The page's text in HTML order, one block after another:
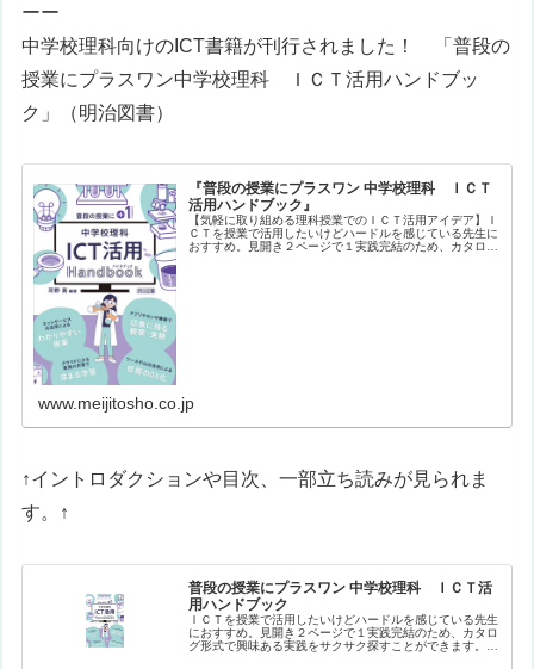
ーー
中学校理科向けのICT書籍が刊行されました！ 「普段の
授業にプラスワン中学校理科 ＩＣＴ活用ハンドブッ
ク 」（明治図書）
『普段の授業にプラスワン 中学校理科 ＩＣＴ
活用ハンドブック』
【気軽に取り組める理科授業でのＩＣＴ活用アイデア】Ｉ
ＣＴを授業で活用したいけどハードルを感じている先生に
おすすめ。見開き２ページで１実践完結のため、カタログ
www.meijitosho.co.jp
↑イントロダクションや目次、一部立ち読みが見られま
す。↑
普段の授業にプラスワン 中学校理科 ＩＣＴ活
用ハンドブック
ＩＣＴを授業で活用したいけどハードルを感じている先生
におすすめ。見開き２ページで１実践完結のため、カタロ
グ形式で興味ある実践をサクサク探すことができます。バ